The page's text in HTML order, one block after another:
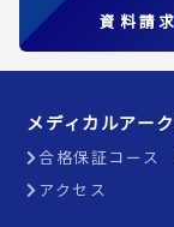
資料請求
メディカルアー
合格保証コース
アクセス